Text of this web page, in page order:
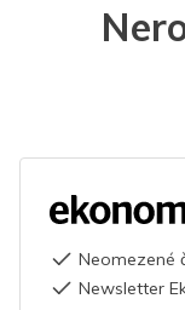
Neomezené
Newsletter